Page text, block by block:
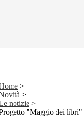
>
>
notizie >
"Maggio dei libri"